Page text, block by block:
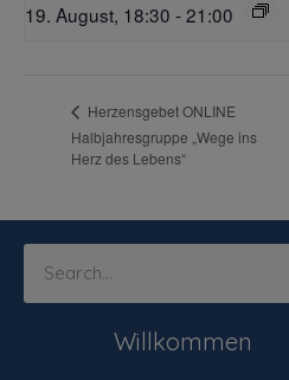
19. August, 18:30 -21:00
Herzensgebet ONLINE
Halbjahresgruppe „Wege ins
Herz des Lebens“
Willkommen